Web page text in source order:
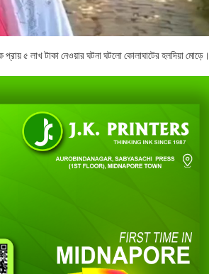
৫ লাখ টাকা নেওয়ার ঘটনা ঘটলো কোলাঘাটের হলদিয়া মোড়ে।